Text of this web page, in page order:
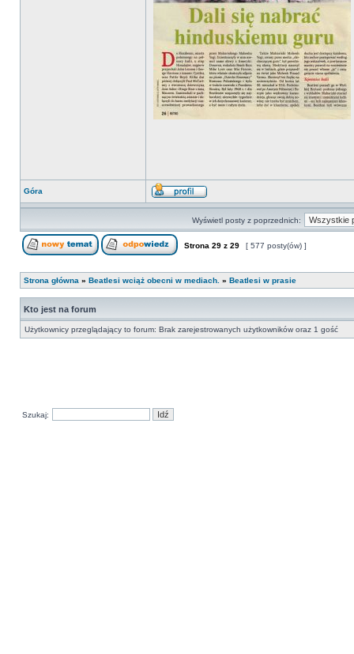
Góra
Wyświetl posty z poprzednich:
Strona 29 z 29 [ 577 posty(ów) ]
Strona główna » Beatlesi wciąż obecni w mediach. » Beatlesi w prasie
Kto jest na forum
Użytkownicy przeglądający to forum: Brak zarejestrowanych użytkowników oraz 1 gość
Szukaj: